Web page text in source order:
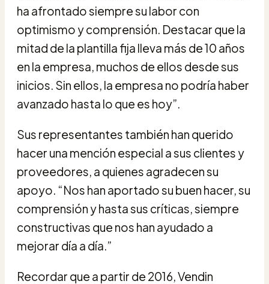
ha afrontado siempre su labor con
optimismo y comprensión. Destacar que la
mitad de la plantilla fija lleva más de 10 años
en la empresa, muchos de ellos desde sus
inicios. Sin ellos, la empresa no podría haber
avanzado hasta lo que es hoy”.
Sus representantes también han querido
hacer una mención especial a sus clientes y
proveedores, a quienes agradecen su
apoyo. “Nos han aportado su buen hacer, su
comprensión y hasta sus críticas, siempre
constructivas que nos han ayudado a
mejorar día a día.”
Recordar que a partir de 2016, Vendin